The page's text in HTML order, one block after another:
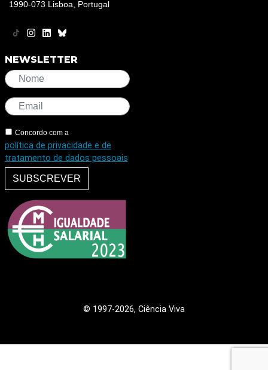
1990-073 Lisboa, Portugal
NEWSLETTER
Concordo com a
política de privacidade e de
tratamento de dados pessoais
SUBSCREVER
© 1997-2026, Ciência Viva